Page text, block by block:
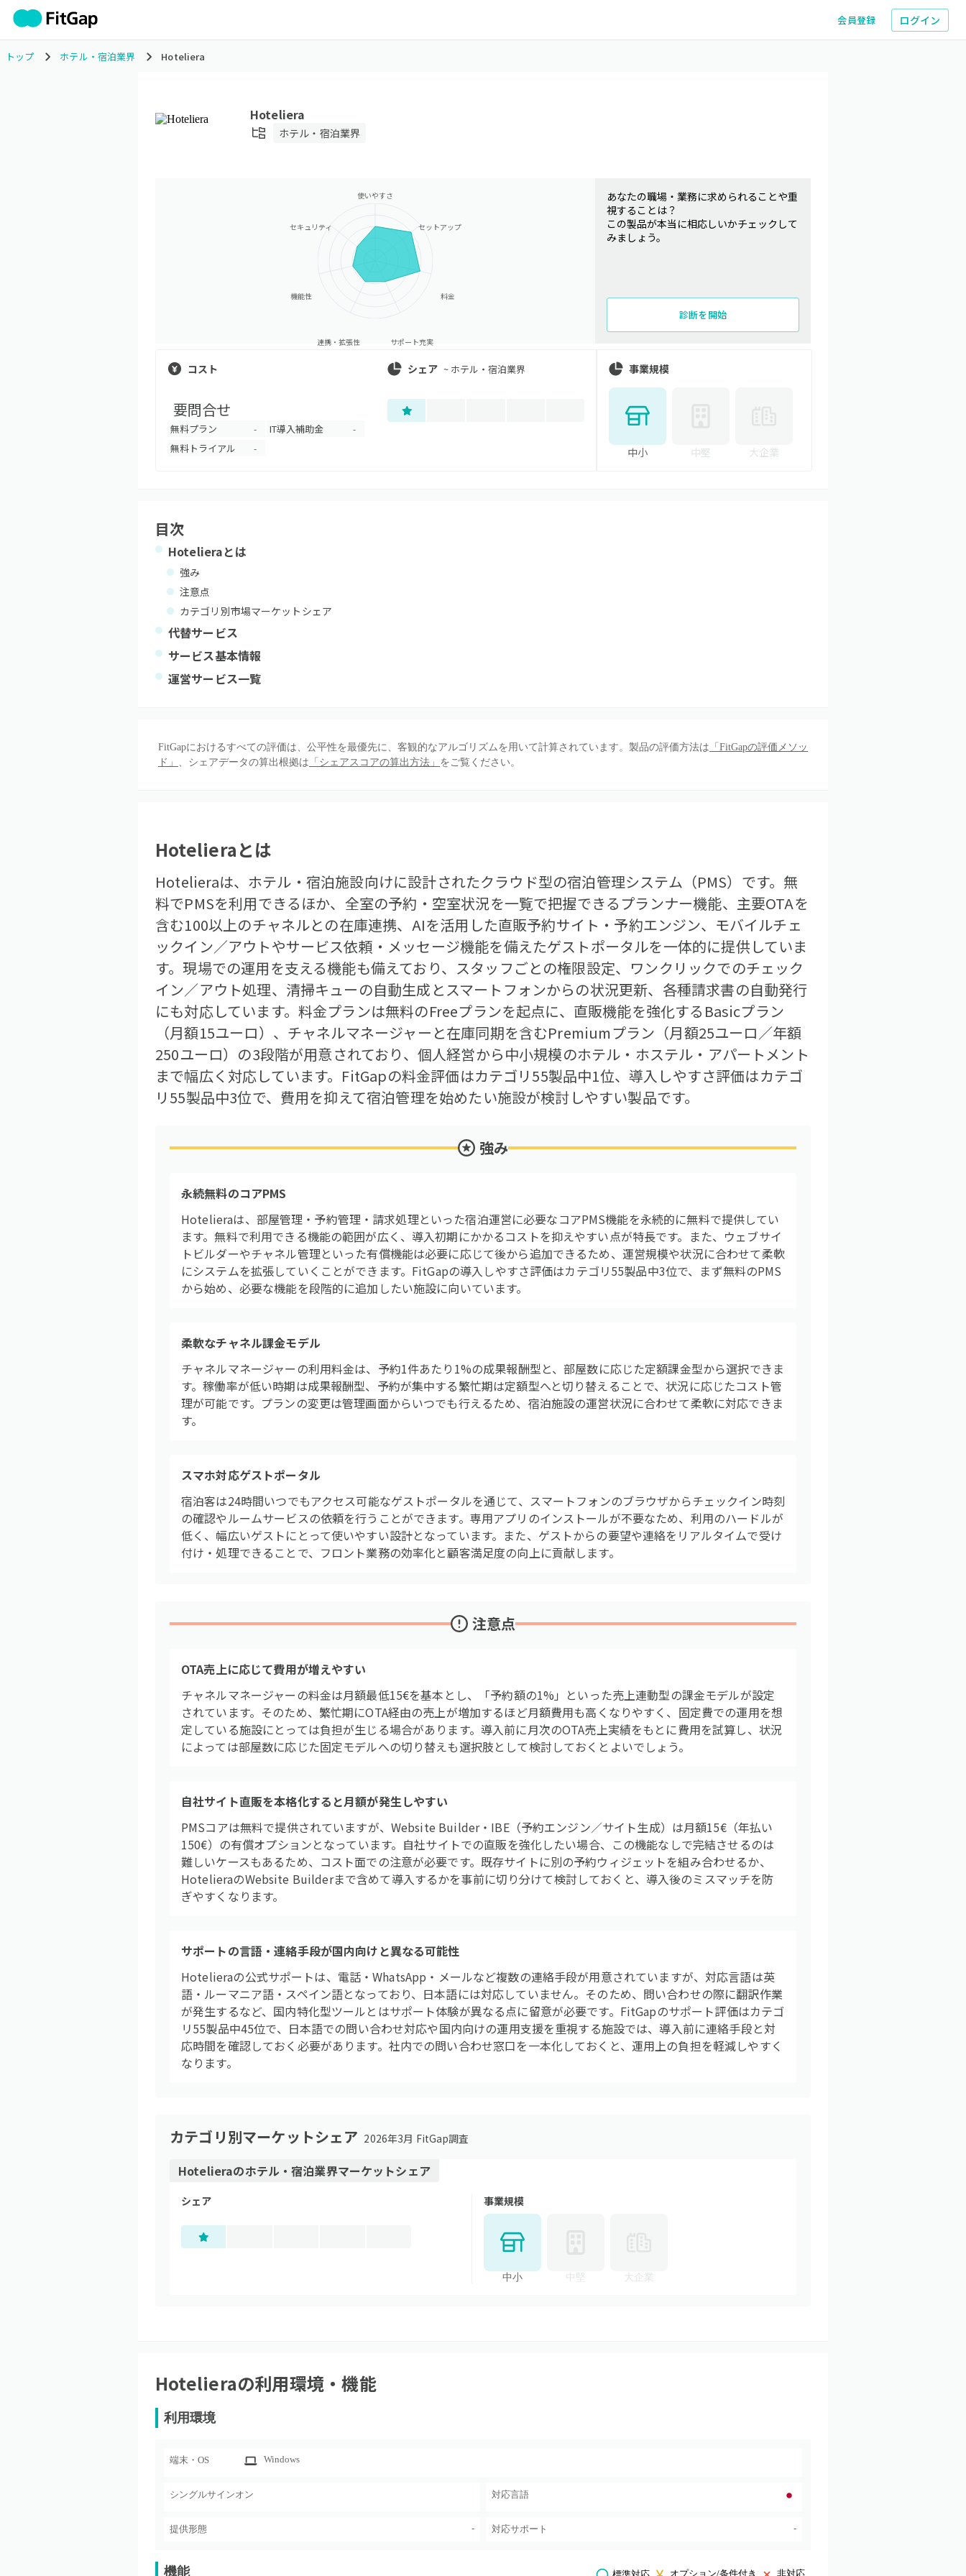
会員登録 ログイン
トップ ホテル・宿泊業界 Hoteliera
Hoteliera
ホテル・宿泊業界
使いやすさ
セットアップ
料金
サポート充実
連携・拡張性
機能性
セキュリティ
あなたの職場・業務に求められることや重
視することは？
この製品が本当に相応しいかチェックして
みましょう。
診断を開始
コスト
要問合せ
無料プラン - IT導入補助金 -
無料トライアル -
シェア ~ ホテル・宿泊業界 事業規模
中小 中堅 大企業
目次
Hotelieraとは
強み
注意点
カテゴリ別市場マーケットシェア
代替サービス
サービス基本情報
運営サービス一覧
FitGapにおけるすべての評価は、公平性を最優先に、客観的なアルゴリズムを用いて計算されています。製品の評価方法は 「FitGapの評価メソッ
ド」 、シェアデータの算出根拠は 「シェアスコアの算出方法」 をご覧ください。
Hotelieraとは
Hotelieraは、ホテル・宿泊施設向けに設計されたクラウド型の宿泊管理システム（PMS）です。無
料でPMSを利用できるほか、全室の予約・空室状況を一覧で把握できるプランナー機能、主要OTAを
含む100以上のチャネルとの在庫連携、AIを活用した直販予約サイト・予約エンジン、モバイルチェ
ックイン／アウトやサービス依頼・メッセージ機能を備えたゲストポータルを一体的に提供していま
す。現場での運用を支える機能も備えており、スタッフごとの権限設定、ワンクリックでのチェック
イン／アウト処理、清掃キューの自動生成とスマートフォンからの状況更新、各種請求書の自動発行
にも対応しています。料金プランは無料のFreeプランを起点に、直販機能を強化するBasicプラン
（月額15ユーロ）、チャネルマネージャーと在庫同期を含むPremiumプラン（月額25ユーロ／年額
250ユーロ）の3段階が用意されており、個人経営から中小規模のホテル・ホステル・アパートメント
まで幅広く対応しています。FitGapの料金評価はカテゴリ55製品中1位、導入しやすさ評価はカテゴ
リ55製品中3位で、費用を抑えて宿泊管理を始めたい施設が検討しやすい製品です。
強み
永続無料のコアPMS
Hotelieraは、部屋管理・予約管理・請求処理といった宿泊運営に必要なコアPMS機能を永続的に無料で提供してい
ます。無料で利用できる機能の範囲が広く、導入初期にかかるコストを抑えやすい点が特長です。また、ウェブサイ
トビルダーやチャネル管理といった有償機能は必要に応じて後から追加できるため、運営規模や状況に合わせて柔軟
にシステムを拡張していくことができます。FitGapの導入しやすさ評価はカテゴリ55製品中3位で、まず無料のPMS
から始め、必要な機能を段階的に追加したい施設に向いています。
柔軟なチャネル課金モデル
チャネルマネージャーの利用料金は、予約1件あたり1%の成果報酬型と、部屋数に応じた定額課金型から選択できま
す。稼働率が低い時期は成果報酬型、予約が集中する繁忙期は定額型へと切り替えることで、状況に応じたコスト管
理が可能です。プランの変更は管理画面からいつでも行えるため、宿泊施設の運営状況に合わせて柔軟に対応できま
す。
スマホ対応ゲストポータル
宿泊客は24時間いつでもアクセス可能なゲストポータルを通じて、スマートフォンのブラウザからチェックイン時刻
の確認やルームサービスの依頼を行うことができます。専用アプリのインストールが不要なため、利用のハードルが
低く、幅広いゲストにとって使いやすい設計となっています。また、ゲストからの要望や連絡をリアルタイムで受け
付け・処理できることで、フロント業務の効率化と顧客満足度の向上に貢献します。
注意点
OTA売上に応じて費用が増えやすい
チャネルマネージャーの料金は月額最低15€を基本とし、「予約額の1%」といった売上連動型の課金モデルが設定
されています。そのため、繁忙期にOTA経由の売上が増加するほど月額費用も高くなりやすく、固定費での運用を想
定している施設にとっては負担が生じる場合があります。導入前に月次のOTA売上実績をもとに費用を試算し、状況
によっては部屋数に応じた固定モデルへの切り替えも選択肢として検討しておくとよいでしょう。
自社サイト直販を本格化すると月額が発生しやすい
PMSコアは無料で提供されていますが、Website Builder・IBE（予約エンジン／サイト生成）は月額15€（年払い
150€）の有償オプションとなっています。自社サイトでの直販を強化したい場合、この機能なしで完結させるのは
難しいケースもあるため、コスト面での注意が必要です。既存サイトに別の予約ウィジェットを組み合わせるか、
HotelieraのWebsite Builderまで含めて導入するかを事前に切り分けて検討しておくと、導入後のミスマッチを防
ぎやすくなります。
サポートの言語・連絡手段が国内向けと異なる可能性
Hotelieraの公式サポートは、電話・WhatsApp・メールなど複数の連絡手段が用意されていますが、対応言語は英
語・ルーマニア語・スペイン語となっており、日本語には対応していません。そのため、問い合わせの際に翻訳作業
が発生するなど、国内特化型ツールとはサポート体験が異なる点に留意が必要です。FitGapのサポート評価はカテゴ
リ55製品中45位で、日本語での問い合わせ対応や国内向けの運用支援を重視する施設では、導入前に連絡手段と対
応時間を確認しておく必要があります。社内での問い合わせ窓口を一本化しておくと、運用上の負担を軽減しやすく
なります。
カテゴリ別マーケットシェア 2026年3月 FitGap調査
Hotelieraのホテル・宿泊業界マーケットシェア
シェア 事業規模
中小 中堅 大企業
Hotelieraの利用環境・機能
利用環境
端末・OS Windows
シングルサインオン 対応言語
提供形態 - 対応サポート -
機能 オプション/条件付き 非対応